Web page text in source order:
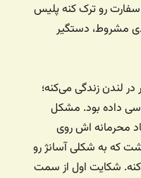
سفارت رو ترک کنه پلیس
مشروط، دستگیر
اکوادور در لندن زندگی می‌کنه؛
داده بود. مشکل
محرمانه اش روی
که به شکلی آسانژ رو
کنه. شکایت اول از سمت